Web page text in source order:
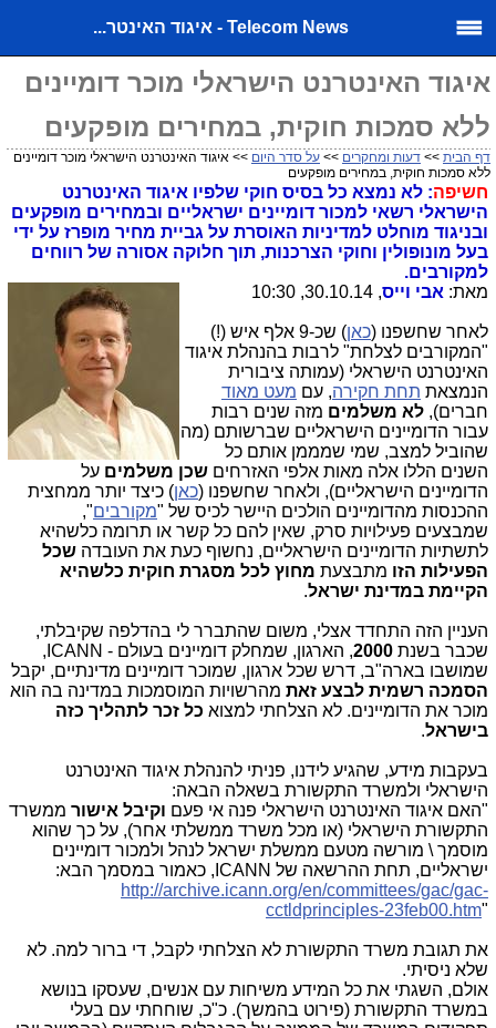
Telecom News - איגוד האינטר...
איגוד האינטרנט הישראלי מוכר דומיינים
ללא סמכות חוקית, במחירים מופקעים
דף הבית >> דעות ומחקרים >> על סדר היום >> איגוד האינטרנט הישראלי מוכר דומיינים
ללא סמכות חוקית, במחירים מופקעים
חשיפה: לא נמצא כל בסיס חוקי שלפיו איגוד האינטרנט
הישראלי רשאי למכור דומיינים ישראליים ובמחירים מופקעים
ובניגוד מוחלט למדיניות האוסרת על גביית מחיר מופרז על ידי
בעל מונופולין וחוקי הצרכנות, תוך חלוקה אסורה של רווחים
למקורבים.
מאת: אבי וייס, 30.10.14, 10:30
לאחר שחשפנו (כאן
) שכ-9 אלף איש (!)
"המקורבים לצלחת" לרבות בהנהלת איגוד
האינטרנט הישראלי (עמותה ציבורית
הנמצאת תחת חקירה, עם מעט מאוד
חברים), לא משלמים מזה שנים רבות
עבור הדומיינים הישראליים שברשותם (מה
שהוביל למצב, שמי שמממן אותם כל
השנים הללו אלה מאות אלפי האזרחים שכן משלמים על
הדומיינים הישראליים), ולאחר שחשפנו (כאן) כיצד יותר ממחצית
ההכנסות מהדומיינים הולכים היישר לכיס של "מקורבים",
שמבצעים פעילויות סרק, שאין להם כל קשר או תרומה כלשהיא
לתשתיות הדומיינים הישראליים, נחשוף כעת את העובדה שכל
הפעילות הזו מתבצעת מחוץ לכל מסגרת חוקית כלשהיא
הקיימת במדינת ישראל.
העניין הזה התחדד אצלי, משום שהתברר לי בהדלפה שקיבלתי,
שכבר בשנת 2000
, הארגון, שמחלק דומיינים בעולם - ICANN,
שמושבו בארה"ב, דרש שכל ארגון, שמוכר דומיינים מדינתיים, יקבל
הסמכה רשמית לבצע זאת מהרשויות המוסמכות במדינה בה הוא
מוכר את הדומיינים. לא הצלחתי למצוא כל זכר לתהליך כזה
בישראל.
בעקבות מידע, שהגיע לידנו, פניתי להנהלת איגוד האינטרנט
הישראלי ולמשרד התקשורת בשאלה הבאה:
"האם איגוד האינטרנט הישראלי פנה אי פעם וקיבל אישור ממשרד
התקשורת הישראלי (או מכל משרד ממשלתי אחר), על כך שהוא
מוסמך \ מורשה מטעם ממשלת ישראל לנהל ולמכור דומיינים
ישראליים, תחת ההרשאה של ICANN , כאמור במסמך הבא:
http://archive.icann.org/en/committees/gac/gac-
cctldprinciples-23feb00.htm"
את תגובת משרד התקשורת לא הצלחתי לקבל, די ברור למה. לא
שלא ניסיתי.
אולם, השגתי את כל המידע משיחות עם אנשים, שעסקו בנושא
במשרד התקשורת (פירוט בהמשך). כ"כ, שוחחתי עם בעלי